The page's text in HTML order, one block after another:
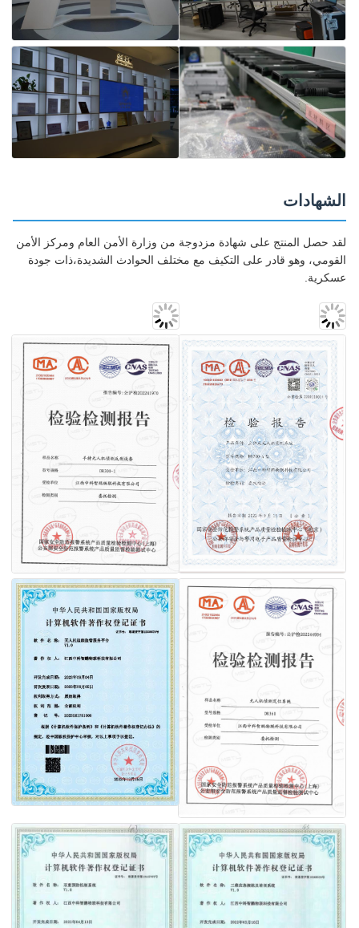
الشهادات
لقد حصل المنتج على شهادة مزدوجة من وزارة الأمن العام ومركز الأمن
القومي، وهو قادر على التكيف مع مختلف الحوادث الشديدة،ذات جودة
عسكرية.